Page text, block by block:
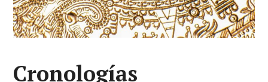
Cronologías